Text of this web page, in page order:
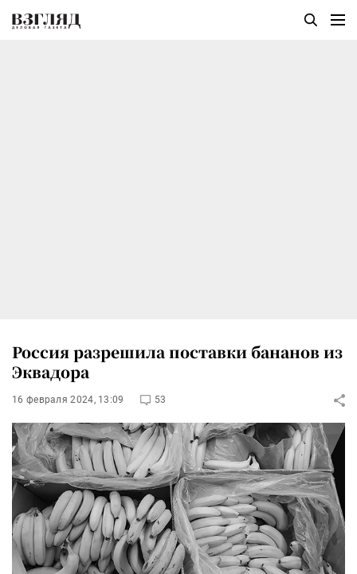
Россия разрешила поставки бананов из
Эквадора
16 февраля 2024, 13:09 53